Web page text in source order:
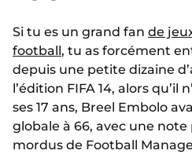
Si tu es un grand fan de
football, tu as forcément
depuis une petite dizaine
l’édition FIFA 14, alors qu’il
ses 17 ans, Breel Embolo
globale à 66, avec une
mordus de Football